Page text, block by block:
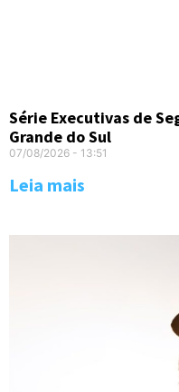
Série Executivas de
Grande do Sul
07/08/2026 13:51
Leia mais